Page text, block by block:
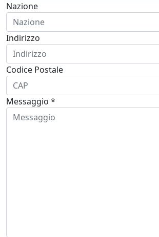
Nazione
Indirizzo
Codice Postale
Messaggio *